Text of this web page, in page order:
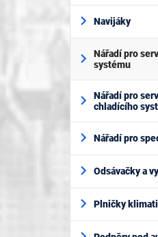
Navijáky
Nářadí pro
systému
Nářadí pro
chladícího
Nářadí pro
Odsávačky a
Plničky